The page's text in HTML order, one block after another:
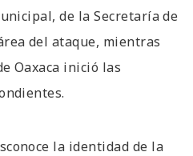
de la Secretaría de
del ataque, mientras
Oaxaca inició las
la identidad de la